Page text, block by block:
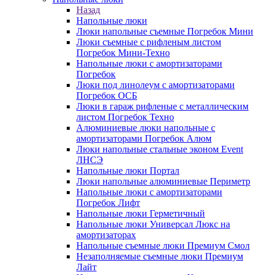
Назад
Напольные люки
Люки напольные съемные Погребок Мини
Люки съемные с рифленым листом
Погребок Мини-Техно
Напольные люки с амортизаторами
Погребок
Люки под линолеум с амортизаторами
Погребок ОСБ
Люки в гараж рифленые с металлическим
листом Погребок Техно
Алюминиевые люки напольные с
амортизаторами Погребок Алюм
Люки напольные стальные эконом Event
ЛНСЭ
Напольные люки Портал
Люки напольные алюминиевые Периметр
Напольные люки с амортизаторами
Погребок Лифт
Напольные люки Герметичный
Напольные люки Универсал Люкс на
амортизаторах
Напольные съемные люки Премиум Смол
Незаполняемые съемные люки Премиум
Лайт